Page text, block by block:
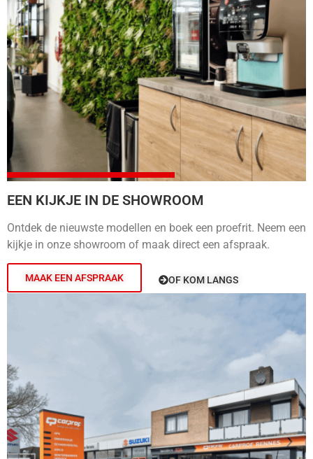
EEN KIJKJE IN DE SHOWROOM
Ontdek de nieuwste modellen en boek een proefrit. Neem een
kijkje in onze showroom of maak direct een afspraak.
MAAK EEN AFSPRAAK OF KOM LANGS